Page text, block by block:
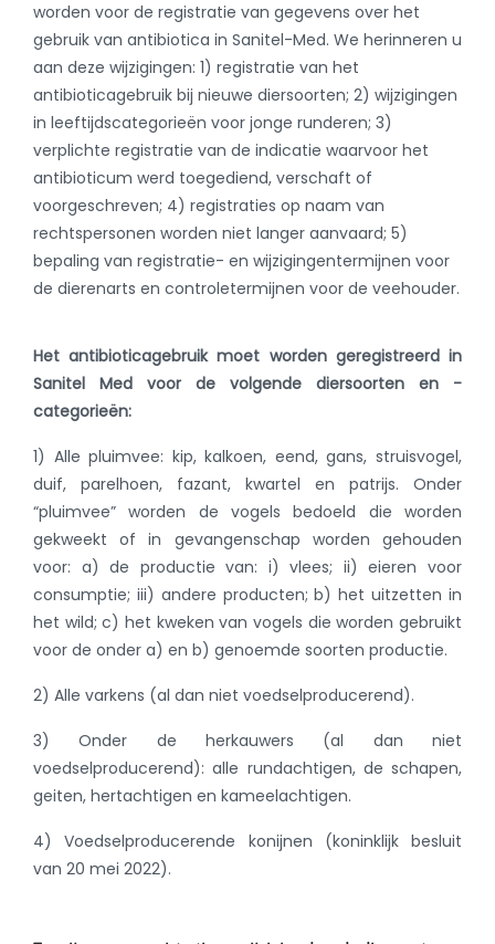
worden voor de registratie van gegevens over het
gebruik van antibiotica in Sanitel-Med. We herinneren u
aan deze wijzigingen: 1) registratie van het
antibioticagebruik bij nieuwe diersoorten; 2) wijzigingen
in leeftijdscategorieën voor jonge runderen; 3)
verplichte registratie van de indicatie waarvoor het
antibioticum werd toegediend, verschaft of
voorgeschreven; 4) registraties op naam van
rechtspersonen worden niet langer aanvaard; 5)
bepaling van registratie- en wijzigingentermijnen voor
de dierenarts en controletermijnen voor de veehouder.
Het antibioticagebruik moet worden geregistreerd in
Sanitel Med voor de volgende diersoorten en -
categorieën:
1) Alle pluimvee: kip, kalkoen, eend, gans, struisvogel,
duif, parelhoen, fazant, kwartel en patrijs. Onder
“pluimvee” worden de vogels bedoeld die worden
gekweekt of in gevangenschap worden gehouden
voor: a) de productie van: i) vlees; ii) eieren voor
consumptie; iii) andere producten; b) het uitzetten in
het wild; c) het kweken van vogels die worden gebruikt
voor de onder a) en b) genoemde soorten productie.
2) Alle varkens (al dan niet voedselproducerend).
3) Onder de herkauwers (al dan niet
voedselproducerend): alle rundachtigen, de schapen,
geiten, hertachtigen en kameelachtigen.
4) Voedselproducerende konijnen (koninklijk besluit
van 20 mei 2022).